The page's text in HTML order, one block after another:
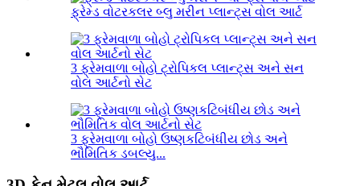
ફ્રેમ્ડ વોટરકલર બ્લુ મરીન પ્લાન્ટ્સ વોલ આર્ટ
3 ફ્રેમવાળા બોહો ટ્રોપિકલ પ્લાન્ટ્સ અને સન
વોલ આર્ટનો સેટ
3 ફ્રેમવાળા બોહો ઉષ્ણકટિબંધીય છોડ અને
ભૌમિતિક ડબલ્યુ...